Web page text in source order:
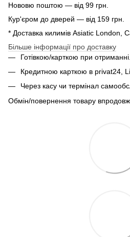
Нововю поштою — від 99 грн.
Кур'єром до дверей — від 159 грн.
* Доставка килимів Asiatic London,
Більше інформації про доставку
Готівкою/карткою при отриманні.
Кредитною карткою в privat24,
Через касу чи термінал
Обмін/повернення товару впродовж